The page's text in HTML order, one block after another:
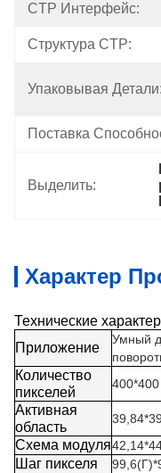
CTP Интерфейс:
Структура CTP:
Упаковывая Детали:
Поставка
Выделить:
Характер
Технические
Приложение
Умный
Количество
пикселей
Активная
область
Схема модуля
Шаг пикселя